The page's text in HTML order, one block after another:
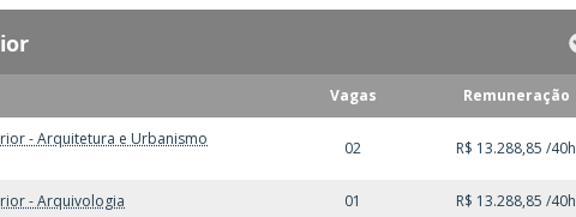
Vagas Remuneração
- Arquitetura e Urbanismo
02 R$ 13.288,85 /40h
- Arquivologia 01 R$ 13.288,85 /40h